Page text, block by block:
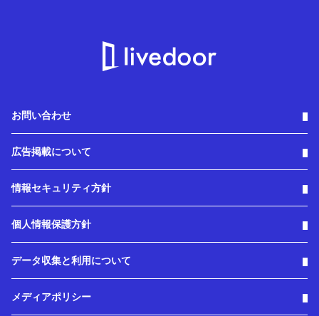
お問い合わせ
広告掲載について
情報セキュリティ方針
個人情報保護方針
データ収集と利用について
メディアポリシー